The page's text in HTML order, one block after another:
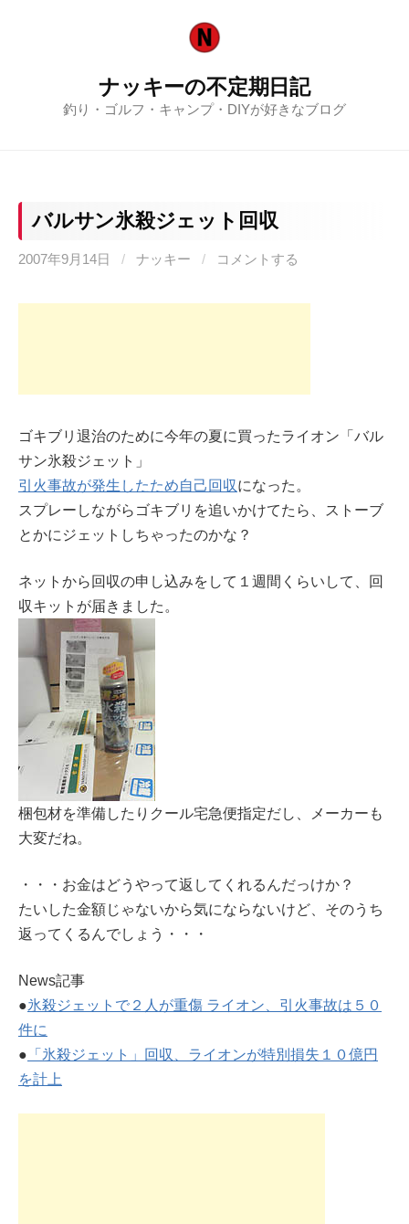
ナッキーの不定期日記
釣り・ゴルフ・キャンプ・DIYが好きなブログ
バルサン氷殺ジェット回収
2007年9月14日 / ナッキー / コメントする
ゴキブリ退治のために今年の夏に買ったライオン「バル
サン氷殺ジェット」
引火事故が発生したため自己回収になった。
スプレーしながらゴキブリを追いかけてたら、ストーブ
とかにジェットしちゃったのかな？
ネットから回収の申し込みをして１週間くらいして、回
収キットが届きました。
梱包材を準備したりクール宅急便指定だし、メーカーも
大変だね。
・・・お金はどうやって返してくれるんだっけか？
たいした金額じゃないから気にならないけど、そのうち
返ってくるんでしょう・・・
News記事
●氷殺ジェットで２人が重傷 ライオン、引火事故は５０
件に
● 「氷殺ジェット」回収、ライオンが特別損失１０億円
を計上